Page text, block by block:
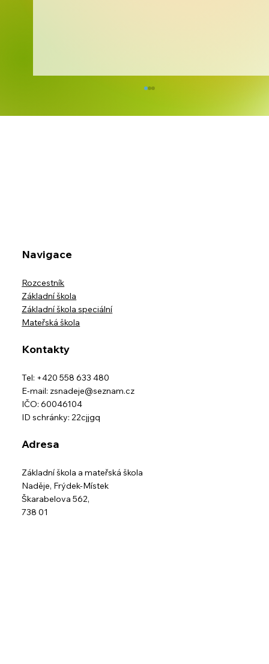
Navigace
Rozcestník
Základní škola
Základní škola speciální
Mateřská škola
Kontakty
Tel: +420 558 633 480
E-mail: zsnadeje@seznam.cz
IČO: 60046104
ID schránky: 22cjjgq
Adresa
Základní škola a mateřská škola
Naděje, Frýdek-Místek
Škarabelova 562,
738 01